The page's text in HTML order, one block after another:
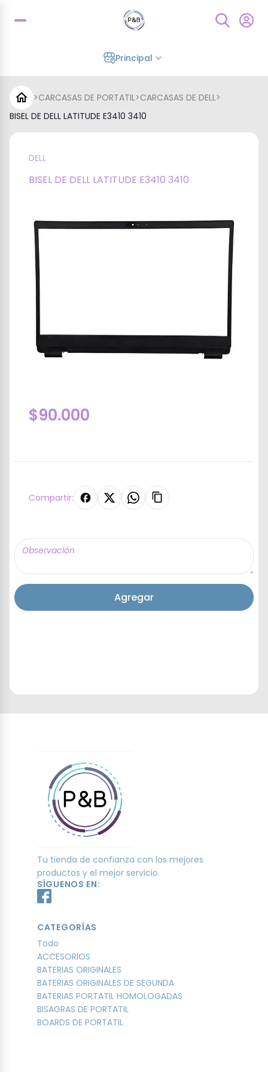
Principal
>CARCASAS DE PORTATIL>CARCASAS DE DELL>
BISEL DE DELL LATITUDE E3410 3410
DELL
BISEL DE DELL LATITUDE E3410 3410
$90.000
Compartir:
Agregar
Tu tienda de confianza con los mejores
productos y el mejor servicio.
SÍGUENOS EN:
CATEGORÍAS
Todo
ACCESORIOS
BATERIAS ORIGINALES
BATERIAS ORIGINALES DE SEGUNDA
BATERIAS PORTATIL HOMOLOGADAS
BISAGRAS DE PORTATIL
BOARDS DE PORTATIL